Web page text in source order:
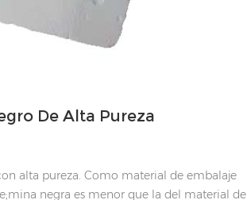
De Alta Pureza
alta pureza. Como material de embalaje
negra es menor que la del material de